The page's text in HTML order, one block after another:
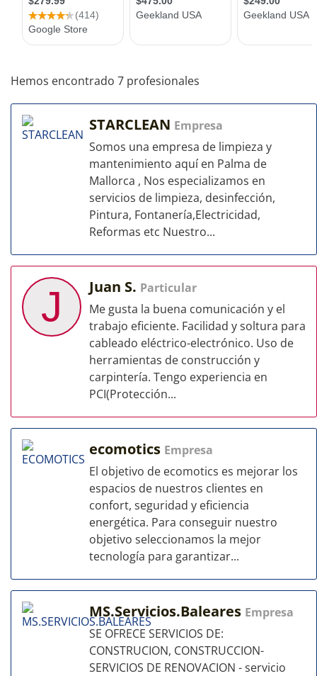
Hemos encontrado 7 profesionales
STARCLEAN Empresa
Somos una empresa de limpieza y
mantenimiento aquí en Palma de
Mallorca , Nos especializamos en
servicios de limpieza, desinfección,
Pintura, Fontanería,Electricidad,
Reformas etc Nuestro...
J Juan S. Particular
Me gusta la buena comunicación y el
trabajo eficiente. Facilidad y soltura para
cableado eléctrico-electrónico. Uso de
herramientas de construcción y
carpintería. Tengo experiencia en
PCI(Protección...
ecomotics Empresa
El objetivo de ecomotics es mejorar los
espacios de nuestros clientes en
confort, seguridad y eficiencia
energética. Para conseguir nuestro
objetivo seleccionamos la mejor
tecnología para garantizar...
MS.Servicios.Baleares Empresa
SE OFRECE SERVICIOS DE:
CONSTRUCION, CONSTRUCCION-
SERVICIOS DE RENOVACION - servicio